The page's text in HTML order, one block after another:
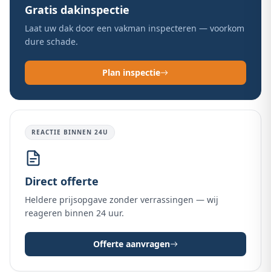
Gratis dakinspectie
Laat uw dak door een vakman inspecteren — voorkom
dure schade.
Plan inspectie
REACTIE BINNEN 24U
Direct offerte
Heldere prijsopgave zonder verrassingen — wij
reageren binnen 24 uur.
Offerte aanvragen